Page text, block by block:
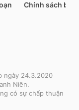
Chính sách bảo
ngày 24.3.2020
Niên.
có sự chấp thuận